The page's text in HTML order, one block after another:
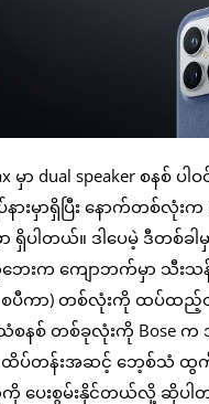
မှာ dual speaker စနစ် ပ
ားမှာရှိပြီး နောက်တစ်လုံးက
ရှိပါတယ်။ ဒါပေမဲ့ ဒီတစ်ခါ
ေးက ကျောဘက်မှာ သီးသ
ပီကာ) တစ်လုံးကို ထပ်ထည့်ထ
သံစနစ် တစ်ခုလုံးကို Bose
း၊ ထိပ်တန်းအဆင့် ဘေ့စ်သံ
ပေးစွမ်းနိုင်တယ်လို့ ဆိုပါ